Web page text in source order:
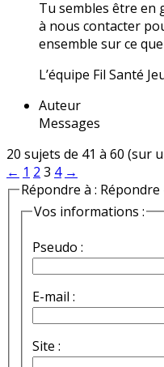
Tu sembles être en
à nous contacter
ensemble sur ce
L’équipe Fil Santé
Auteur
Messages
20 sujets de 41 à 60 (sur
← 1 2 3 4 →
Répondre à :
Vos informations :
Pseudo :
E-mail :
Site :